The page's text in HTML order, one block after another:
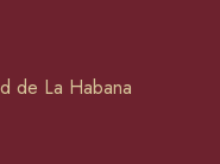
de La Habana